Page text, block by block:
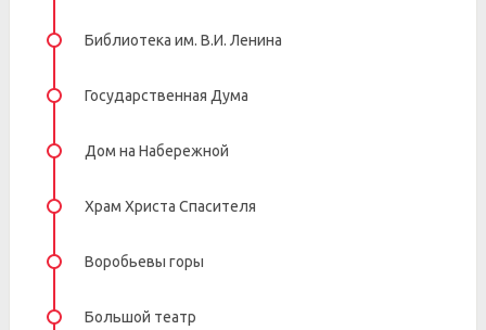
Библиотека им. В.И. Ленина
Государственная Дума
Дом на Набережной
Храм Христа Спасителя
Воробьевы горы
Большой театр